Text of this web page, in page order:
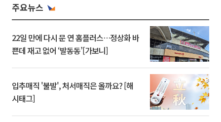
주요뉴스
22일 만에 다시 문 연 홈플러스…정상화 바
쁜데 재고 없어 ‘발동동’[가보니]
입추매직 '불발', 처서매직은 올까요? [해
시태그]